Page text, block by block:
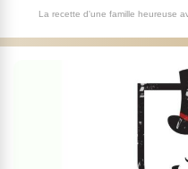
La recette d'une famille heureuse